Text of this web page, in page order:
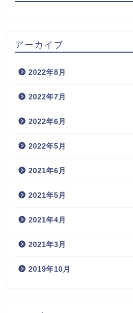
アーカイブ
2022年8月
2022年7月
2022年6月
2022年5月
2021年6月
2021年5月
2021年4月
2021年3月
2019年10月